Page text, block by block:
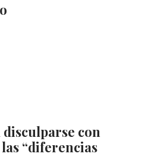
con
“diferencias